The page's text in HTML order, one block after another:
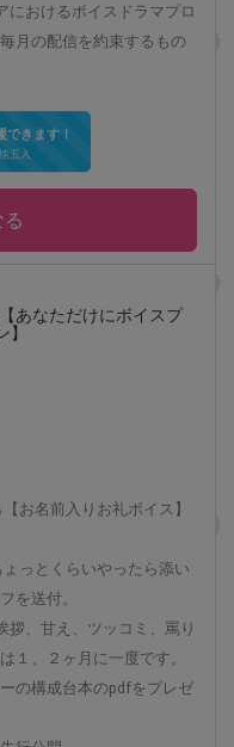
におけるボイスドラマプロ
月の配信を約束するもの
できます！
五入
あなただけにボイスプ
お名前入りお礼ボイス】
っとくらいやったら添い
を送付。
、甘え、ツッコミ、罵り
１、２ヶ月に一度です。
の構成台本のpdfをプレゼ